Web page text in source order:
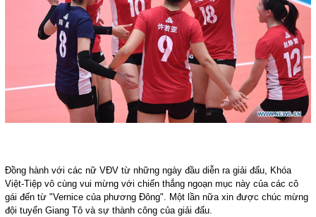
Đồng hành với các nữ VĐV từ những ngày đầu diễn ra giải đấu, Khóa
Việt-Tiệp vô cùng vui mừng với chiến thắng ngoạn mục này của các cô
gái đến từ "Vernice của phương Đông". Một lần nữa xin được chúc mừng
đội tuyển Giang Tô và sự thành công của giải đấu.